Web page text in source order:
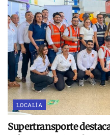
LOCALÍA
Supertransporte